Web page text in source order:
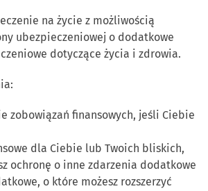
na życie z możliwością
ubezpieczeniowej o dodatkowe
dotyczące życia i zdrowia.
zobowiązań finansowych, jeśli Ciebie
dla Ciebie lub Twoich bliskich,
ochronę o inne zdarzenia dodatkowe
o które możesz rozszerzyć